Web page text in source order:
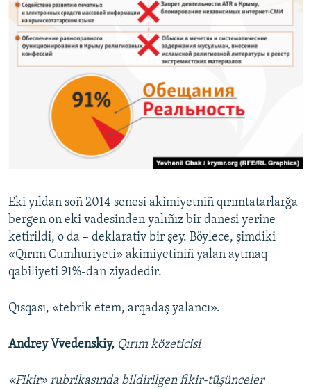
Eki yıldan soñ 2014 senesi akimiyetniñ qırımtatarlarğa
bergen on eki vadesinden yalıñız bir danesi yerine
ketirildi, o da – deklarativ bir şey. Böylece, şimdiki
«Qırım Cumhuriyeti» akimiyetiniñ yalan aytmaq
qabiliyeti 91%-dan ziyadedir.
Qısqası, «tebrik etem, arqadaş yalancı».
Andrey Vvedenskiy, Qırım közeticisi
«Fikir» rubrikasında bildirilgen fikir-tüşünceler